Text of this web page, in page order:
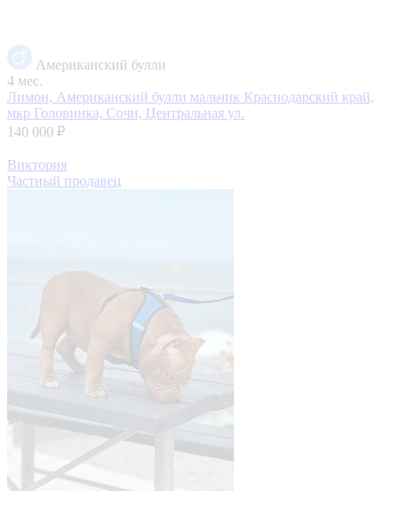
Американский булли
4 мес.
Лимон, Американский булли мальчик Краснодарский край,
мкр Головинка, Сочи, Центральная ул.
140 000 ₽
Виктория
Частный продавец